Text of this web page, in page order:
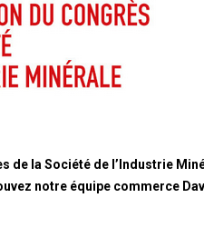
de la Société de l’Industrie
notre équipe commerce